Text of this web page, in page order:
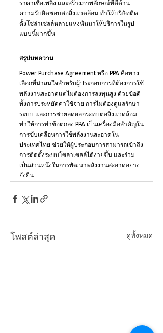
ราคาเชื้อเพลิง และสร้างภาพลักษณ์ที่ดีด้าน
ความรับผิดชอบต่อสิ่งแวดล้อม ทำให้บริษัทติด
ตั้งโซล่าเซลล์หลายแห่งหันมาให้บริการในรูป
แบบนี้มากขึ้น
สรุปบทความ
Power Purchase Agreement หรือ PPA คือทาง
เลือกที่น่าสนใจสำหรับผู้ประกอบการที่ต้องการใช้
พลังงานสะอาดแต่ไม่ต้องการลงทุนสูง ด้วยข้อดี
ทั้งการประหยัดค่าใช้จ่าย การไม่ต้องดูแลรักษา
ระบบ และการช่วยลดผลกระทบต่อสิ่งแวดล้อม
ทำให้การทำข้อตกลง PPA เป็นเครื่องมือสำคัญใน
การขับเคลื่อนการใช้พลังงานสะอาดใน
ประเทศไทย ช่วยให้ผู้ประกอบการสามารถเข้าถึง
การติดตั้งระบบโซล่าเซลล์ได้ง่ายขึ้น และร่วม
เป็นส่วนหนึ่งในการพัฒนาพลังงานสะอาดอย่าง
ยั่งยืน
โพสต์ล่าสุด ดูทั้งหมด